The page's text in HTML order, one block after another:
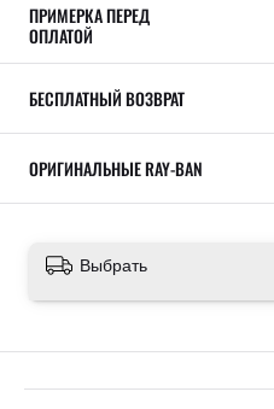
ПРИМЕРКА ПЕРЕД
ОПЛАТОЙ
БЕСПЛАТНЫЙ ВОЗВРАТ
ОРИГИНАЛЬНЫЕ RAY-BAN
Выбрать